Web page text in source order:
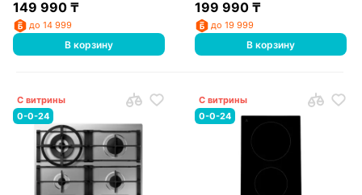
149 990₸
до 14 999
В корзину
199 990 ₸
до 19 999
В корзину
С витрины
0-0-24
С витрины
0-0-24